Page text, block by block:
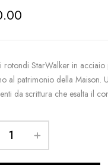
rotondi StarWalker in
al patrimonio della
da scrittura che esalta il